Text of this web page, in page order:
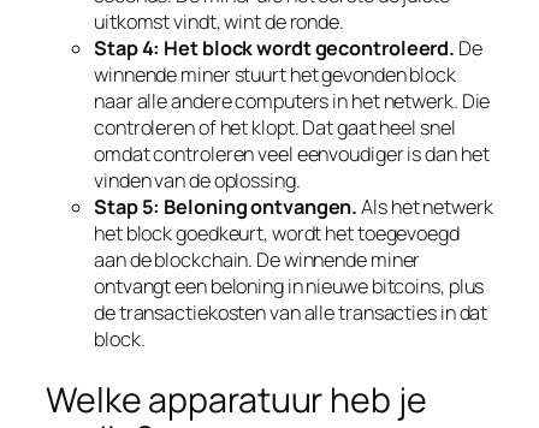
uitkomst vindt, wint de ronde.
Stap 4: Het block wordt gecontroleerd. De
winnende miner stuurt het gevonden block
naar alle andere computers in het netwerk. Die
controleren of het klopt. Dat gaat heel snel
omdat controleren veel eenvoudiger is dan het
vinden van de oplossing.
Stap 5: Beloning ontvangen.Als het netwerk
het block goedkeurt, wordt het toegevoegd
aan de blockchain. De winnende miner
ontvangt een beloning in nieuwe bitcoins, plus
de transactiekosten van alle transacties in dat
block.
Welke apparatuur heb je